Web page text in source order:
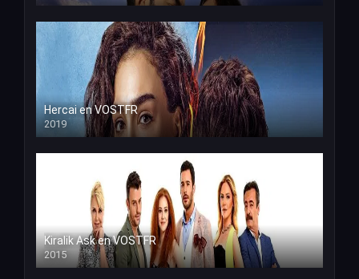
Hercai en VOSTFR
2019
Kiralik Ask en VOSTFR
2015